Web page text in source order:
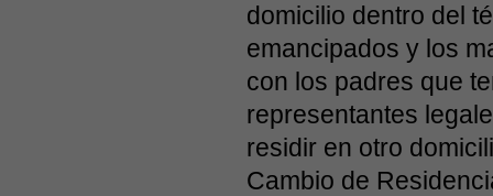
domicilio dentro del
emancipados y los
con los padres que
representantes
residir en otro
Cambio de